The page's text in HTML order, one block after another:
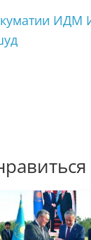
ИДМ